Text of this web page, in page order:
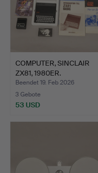
COMPUTER, SINCLAIR
ZX81, 1980ER.
Beendet 19. Feb 2026
3 Gebote
53 USD